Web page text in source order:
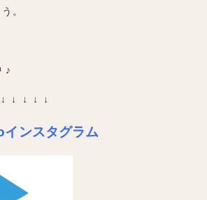
。
♪
↓ ↓ ↓ ↓
ンスタグラム